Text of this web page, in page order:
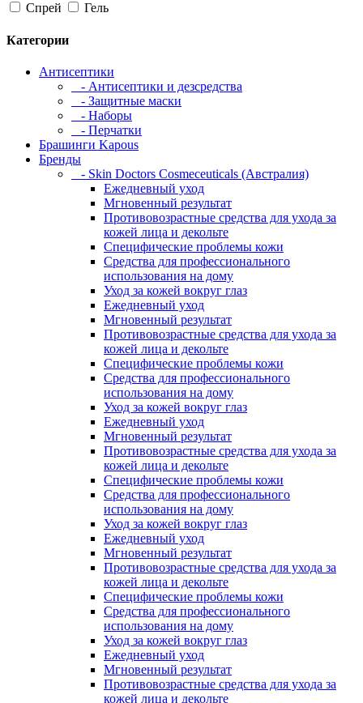
Спрей
Гель
Категории
Антисептики
- Антисептики и дезсредства
- Защитные маски
- Наборы
- Перчатки
Брашинги Kapous
Бренды
- Skin Doctors Cosmeceuticals (Австралия)
Ежедневный уход
Мгновенный результат
Противовозрастные средства для ухода за
кожей лица и декольте
Специфические проблемы кожи
Средства для профессионального
использования на дому
Уход за кожей вокруг глаз
Ежедневный уход
Мгновенный результат
Противовозрастные средства для ухода за
кожей лица и декольте
Специфические проблемы кожи
Средства для профессионального
использования на дому
Уход за кожей вокруг глаз
Ежедневный уход
Мгновенный результат
Противовозрастные средства для ухода за
кожей лица и декольте
Специфические проблемы кожи
Средства для профессионального
использования на дому
Уход за кожей вокруг глаз
Ежедневный уход
Мгновенный результат
Противовозрастные средства для ухода за
кожей лица и декольте
Специфические проблемы кожи
Средства для профессионального
использования на дому
Уход за кожей вокруг глаз
Ежедневный уход
Мгновенный результат
Противовозрастные средства для ухода за
кожей лица и декольте